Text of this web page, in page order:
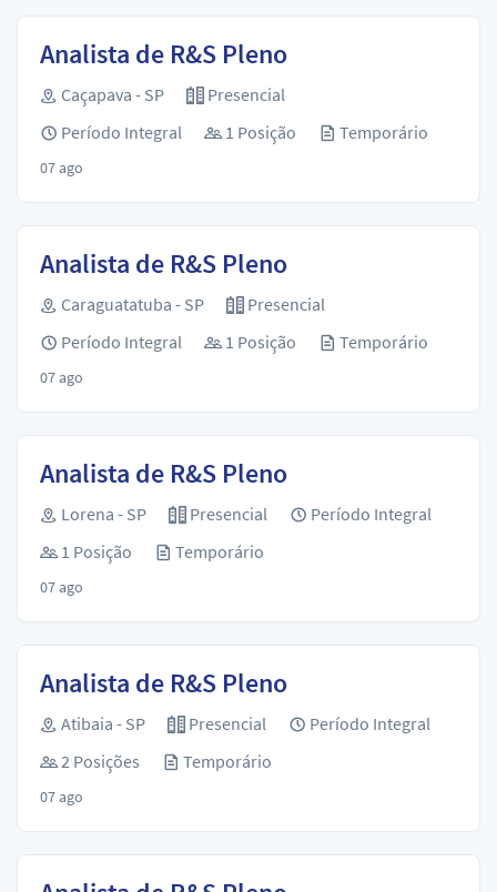
Analista de R&S Pleno
Caçapava - SP
Presencial
Período Integral
1 Posição Temporário
07 ago
Analista de R&S Pleno
Caraguatatuba - SP
Presencial
Período Integral
1 Posição Temporário
07 ago
Analista de R&S Pleno
Lorena - SP Presencial
Período Integral
1 Posição
Temporário
07 ago
Analista de R&S Pleno
Atibaia - SP Presencial
Período Integral
2 Posições
Temporário
07 ago